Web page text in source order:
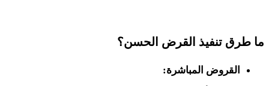
ما طرق تنفيذ القرض الحسن؟
القروض المباشرة: